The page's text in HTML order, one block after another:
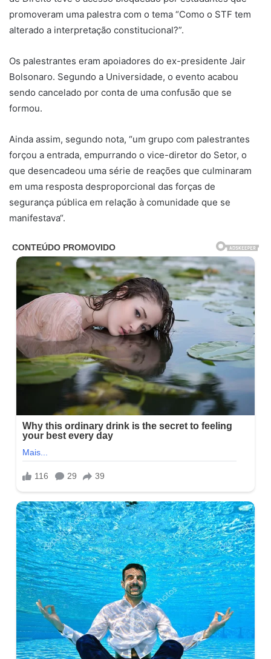
promoveram uma palestra com o tema “Como o STF tem
alterado a interpretação constitucional?”.
Os palestrantes eram apoiadores do ex-presidente Jair
Bolsonaro. Segundo a Universidade, o evento acabou
sendo cancelado por conta de uma confusão que se
formou.
Ainda assim, segundo nota, “um grupo com palestrantes
forçou a entrada, empurrando o vice-diretor do Setor, o
que desencadeou uma série de reações que culminaram
em uma resposta desproporcional das forças de
segurança pública em relação à comunidade que se
manifestava“.